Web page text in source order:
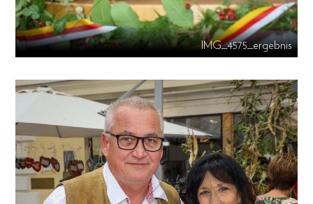
IMG_4575_ergebnis